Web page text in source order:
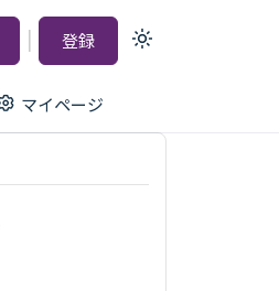
| 登録
Light
マイページ